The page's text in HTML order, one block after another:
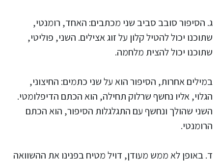
ג. הסיפור סובב סביב שני מכתבים: האחד, רומנטי,
שתוכנו יכול להטיל קלון על זוג אצילים. השני, פוליטי,
שתוכנו יכול להצית מלחמה.
במילים אחרות, הסיפור הוא על שני כתמים: החיצוני,
הגלוי, אליו נחשף שרלוק תחילה, הוא הכתם הדיפלומטי.
השני שהולך ונחשף עם התגלגלות הסיפור, הוא הכתם
הרומנטי.
ד. באופן לא ממש מעודן, דויל מטיח בפנינו את ההשוואה